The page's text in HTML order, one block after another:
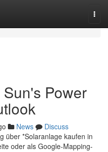
Power
News
Discuss
über *Solaranlage kaufen in
oder als Google-Mapping-